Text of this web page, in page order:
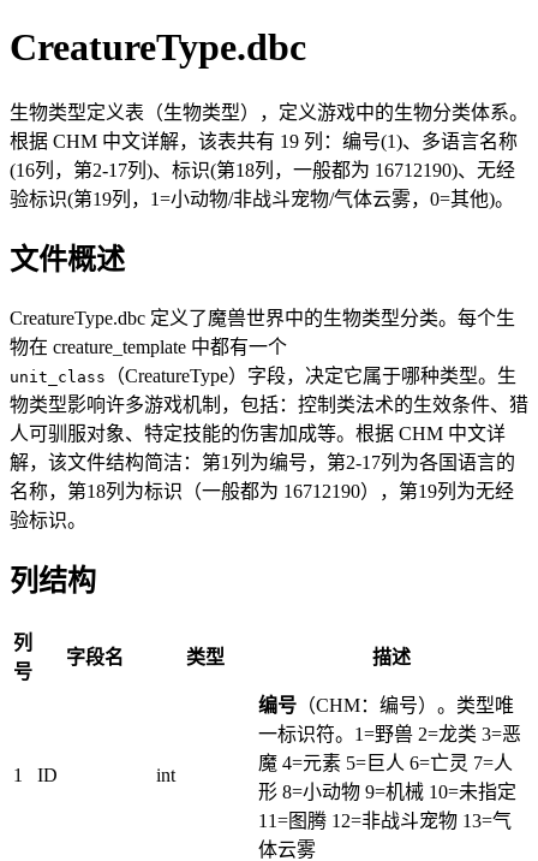
CreatureType.dbc
生物类型定义表（生物类型），定义游戏中的生物分类体系。
根据 CHM 中文详解，该表共有 19 列：编号(1)、多语言名称
(16列，第2-17列)、标识(第18列，一般都为 16712190)、无经
验标识(第19列，1=小动物/非战斗宠物/气体云雾，0=其他)。
文件概述
CreatureType.dbc 定义了魔兽世界中的生物类型分类。每个生
物在 creature_template 中都有一个
unit_class
（CreatureType）字段，决定它属于哪种类型。生
物类型影响许多游戏机制，包括：控制类法术的生效条件、猎
人可驯服对象、特定技能的伤害加成等。根据 CHM 中文详
解，该文件结构简洁：第1列为编号，第2-17列为各国语言的
名称，第18列为标识（一般都为 16712190），第19列为无经
验标识。
列结构
列
号
字段名 类型 描述
1 ID int
编号 （CHM：编号）。类型唯
一标识符。1=野兽 2=龙类 3=恶
魔 4=元素 5=巨人 6=亡灵 7=人
形 8=小动物 9=机械 10=未指定
11=图腾 12=非战斗宠物 13=气
体云雾